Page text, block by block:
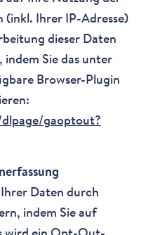
(inkl. Ihrer IP-Adresse)
dieser Daten
Sie das unter
Browser-Plugin
gaoptout?
Daten durch
indem Sie auf